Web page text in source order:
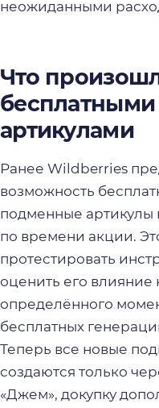
неожиданными
Что
артикулами
Ранее Wildberries
возможность
подменные артикулы
по времени акции.
протестировать
оценить его
определённого
бесплатных
Теперь все новые
создаются только
«Джем», докупку